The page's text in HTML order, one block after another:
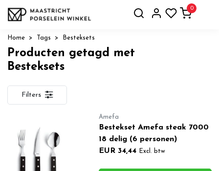
0
Home Tags Besteksets
Producten getagd met
Besteksets
Filters
Amefa
Bestekset Amefa steak 7000
18 delig (6 personen)
EUR 34,44
Excl. btw